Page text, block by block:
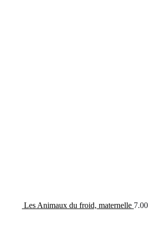
Les Animaux du froid, maternelle 7.00